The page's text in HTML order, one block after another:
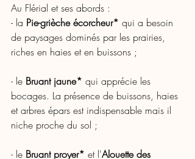
Au Flérial et ses abords :
- la Pie-grièche écorcheur* qui a besoin
de paysages dominés par les prairies,
riches en haies et en buissons ;
- le Bruant jaune* qui apprécie les
bocages. La présence de buissons, haies
et arbres épars est indispensable mais il
niche proche du sol ;
- le Bruant proyer* et l'Alouette des